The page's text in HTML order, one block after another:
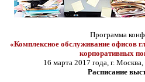
Программа
«Комплексное обслуживание офисов
корпоративных
16 марта 2017 года, г.
Расписание